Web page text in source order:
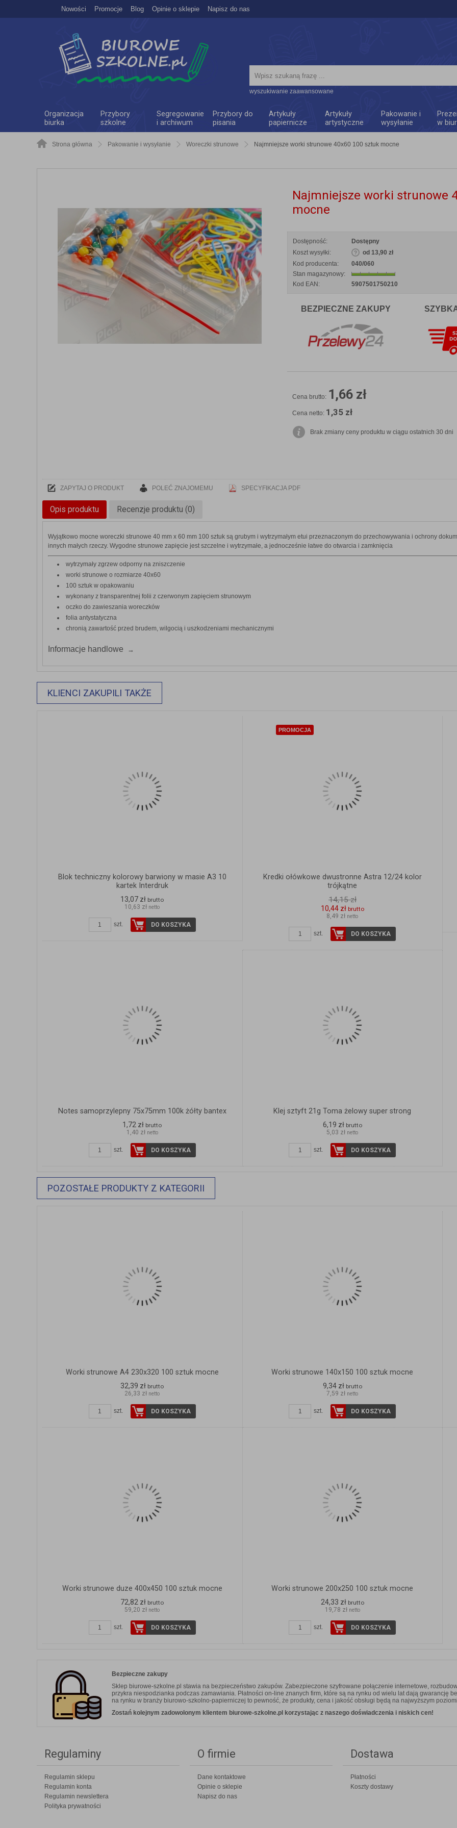
Nowości Promocje Blog Opinie o sklepie Napisz do nas
wyszukiwanie zaawansowane
Organizacja
biurka
Przybory
szkolne
Segregowanie
i archiwum
Przybory do
pisania
Artykuły
papiernicze
Artykuły
artystyczne
Pakowanie i
wysyłanie
w
Strona główna Pakowanie i wysyłanie Woreczki strunowe Najmniejsze worki strunowe 40x60 100 sztuk mocne
Najmniejsze worki strunowe
mocne
Dostępność:
Dostępny
Koszt wysyłki:
od 13,90 zł
Kod producenta:
040/060
Stan magazynowy:
Kod EAN:
5907501750210
BEZPIECZNE ZAKUPY
Cena brutto: 1,66 zł
Cena netto: 1,35 zł
Brak zmiany ceny produktu w ciągu ostatnich 30 dni
ZAPYTAJ O PRODUKT POLEĆ ZNAJOMEMU SPECYFIKACJA PDF
Opis produktu Recenzje produktu (0)
Wyjątkowo mocne woreczki strunowe 40 mm x 60 mm 100 sztuk są grubym i wytrzymałym etui przeznaczonym do przechowywania i ochrony
innych małych rzeczy. Wygodne strunowe zapięcie jest szczelne i wytrzymałe, a jednocześnie łatwe do otwarcia i zamknięcia
wytrzymały zgrzew odporny na zniszczenie
worki strunowe o rozmiarze 40x60
100 sztuk w opakowaniu
wykonany z transparentnej folii z czerwonym zapięciem strunowym
oczko do zawieszania woreczków
folia antystatyczna
chronią zawartość przed brudem, wilgocią i uszkodzeniami mechanicznymi
Informacje handlowe
KLIENCI ZAKUPILI TAKŻE
Blok techniczny kolorowy barwiony w masie A3 10
kartek Interdruk
13,07 zł brutto
10,63 zł netto
szt. DO KOSZYKA
PROMOCJA
Kredki ołówkowe dwustronne Astra 12/24 kolor
trójkątne
14,15 zł
10,44 zł brutto
8,49 zł netto
szt. DO KOSZYKA
Notes samoprzylepny 75x75mm 100k żółty bantex
1,72 zł brutto
1,40 zł netto
szt. DO KOSZYKA
Klej sztyft 21g Toma żelowy super strong
6,19 zł brutto
5,03 zł netto
szt. DO KOSZYKA
POZOSTAŁE PRODUKTY Z KATEGORII
Worki strunowe A4 230x320 100 sztuk mocne
32,39 zł brutto
26,33 zł netto
szt. DO KOSZYKA
Worki strunowe 140x150 100 sztuk mocne
9,34 zł brutto
7,59 zł netto
szt. DO KOSZYKA
Worki strunowe duze 400x450 100 sztuk mocne
72,82 zł brutto
59,20 zł netto
szt. DO KOSZYKA
Worki strunowe 200x250 100 sztuk mocne
24,33 zł brutto
19,78 zł netto
szt. DO KOSZYKA
Bezpieczne zakupy
Sklep biurowe-szkolne.pl stawia na bezpieczeństwo zakupów. Zabezpieczone szyfrowane połączenie internetowe,
przykra niespodzianka podczas zamawiania. Płatności on-line znanych firm, które są na rynku od wielu lat dają gwarancję
na rynku w branży biurowo-szkolno-papierniczej to pewność, że produkty, cena i jakość obsługi będą na najwyższym
Zostań kolejnym zadowolonym klientem biurowe-szkolne.pl korzystając z naszego doświadczenia i niskich cen!
Regulaminy
Regulamin sklepu
Regulamin konta
Regulamin newslettera
Polityka prywatności
O firmie
Dane kontaktowe
Opinie o sklepie
Napisz do nas
Dostawa
Płatności
Koszty dostawy